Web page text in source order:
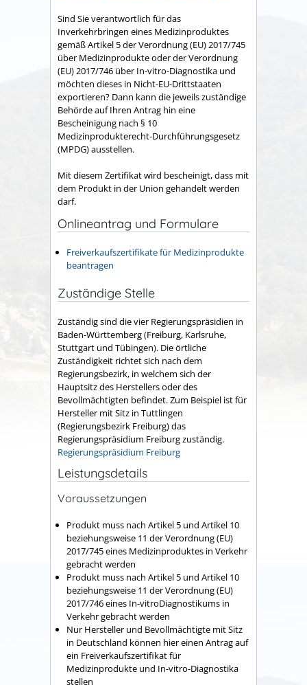
Sind Sie verantwortlich für das
Inverkehrbringen eines Medizinproduktes
gemäßArtikel 5der Verordnung (EU) 2017/745
über Medizinprodukteoder der Verordnung
(EU) 2017/746 über In-vitro-Diagnostika und
möchten dieses in Nicht-EU-Drittstaaten
exportieren? Dann kann die jeweils zuständige
Behörde auf Ihren Antrag hin eine
Bescheinigung nach § 10
Medizinprodukterecht-Durchführungsgesetz
(MPDG) ausstellen.
Mit diesem Zertifikat wird bescheinigt, dass mit
dem Produkt in der Union gehandelt werden
darf.
Onlineantrag und Formulare
Freiverkaufszertifikate für Medizinprodukte
beantragen
Zuständige Stelle
Zuständig sind die vier Regierungspräsidien in
Baden-Württemberg (Freiburg, Karlsruhe,
Stuttgart und Tübingen). Die örtliche
Zuständigkeit richtet sich nach dem
Regierungsbezirk, in welchem sich der
Hauptsitz des Herstellers oder des
Bevollmächtigten befindet. Zum Beispiel ist für
Hersteller mit Sitz in Tuttlingen
(Regierungsbezirk Freiburg) das
Regierungspräsidium Freiburg zuständig.
Regierungspräsidium Freiburg
Leistungsdetails
Voraussetzungen
Produkt muss nach Artikel 5 und Artikel 10
beziehungsweise 11 der Verordnung (EU)
2017/745 eines Medizinproduktes in Verkehr
gebracht werden
Produkt muss nach Artikel 5 und Artikel 10
beziehungsweise 11 der Verordnung (EU)
2017/746 eines In-vitroDiagnostikums in
Verkehr gebracht werden
Nur Hersteller und Bevollmächtigte mit Sitz
in Deutschland können hier einen Antrag auf
ein Freiverkaufszertifikat für
Medizinprodukte und In-vitro-Diagnostika
stellen